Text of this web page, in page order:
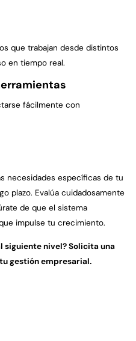
que trabajan desde distintos
en tiempo real.
fácilmente con
necesidades específicas de tu
plazo. Evalúa cuidadosamente
de que el sistema
impulse tu crecimiento.
siguiente nivel? Solicita una
gestión empresarial.